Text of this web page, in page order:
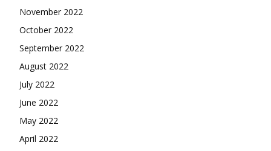
November 2022
October 2022
September 2022
August 2022
July 2022
June 2022
May 2022
April 2022